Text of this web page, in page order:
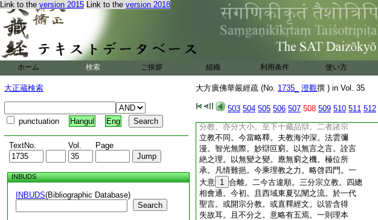
Link to the version 2015 Link to the version 2018
ホーム 検索 ご挨拶 組織 利用条件 使い方
大正蔵検索
punctuation Hangul Eng
TextNo. Vol. Page
INBUDS
INBUDS(Bibliographic Database)
Search
大方廣佛華嚴經疏 (No. 1735_ 澄觀撰 ) in Vol. 35
503 504 505 506 507 508 509 510 511 512
等經。又由縁覺多不藉教。出無佛世。佛在
世時攝屬聲聞故。但分爲二。即是大小半
滿不同。第二明所攝者。此經三藏之中。正
唯修多羅攝。兼詮餘二。十藏等品廣顯戒
故。問明等品顯論義故。若就修多羅中以
義揀教。則唯十藏攝。具足主伴顯無盡故。
教義融故。二藏之中唯菩薩藏。若分權實。但
菩薩藏一分所攝。權不攝故。若約此攝。乃
至聲聞。亦此經攝。此能包含。無量乘故。揀
於權實。至下立教中明。已辯 9 藏攝。第
分教。亦分大小。至下十藏品辯。二者諸宗
立教不同。今當略釋。夫教海沖深。法雲彌
漫。智光無際。妙辯叵窮。以無言之言。詮言
絶之理。以無變之變。應無窮之機。極位所
承。凡情難挹。今乘理教之力。略啓四門。一
大意 1 合離。二今古違順。三分宗立教。四總
相會通。今初。且西域東夏弘闡之流。於一代
聖言。或開宗分教。或直釋經文。以皆含得
失故耳。且不分之。意略有五焉。一則理本